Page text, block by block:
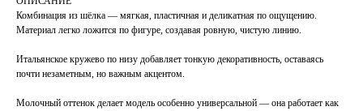
Комбинация из шёлка — мягкая, пластичная и деликатная по ощущению.
Материал легко ложится по фигуре, создавая ровную, чистую линию.
Итальянское кружево по низу добавляет тонкую декоративность, оставаясь
почти незаметным, но важным акцентом.
Молочный оттенок делает модель особенно универсальной — она работает как